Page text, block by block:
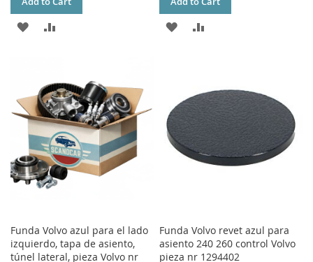
ADD
LIST
ADD
LIST
Funda Volvo azul para el lado
izquierdo, tapa de asiento,
túnel lateral, pieza Volvo nr
Funda Volvo revet azul para
asiento 240 260 control Volvo
pieza nr 1294402